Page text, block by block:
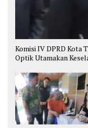
Komisi IV DPRD Kota
Optik Utamakan